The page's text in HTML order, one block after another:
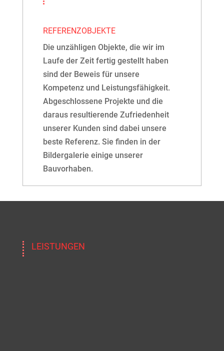
REFERENZOBJEKTE
Die unzähligen Objekte, die wir im
Laufe der Zeit fertig gestellt haben
sind der Beweis für unsere
Kompetenz und Leistungsfähigkeit.
Abgeschlossene Projekte und die
daraus resultierende Zufriedenheit
unserer Kunden sind dabei unsere
beste Referenz. Sie finden in der
Bildergalerie einige unserer
Bauvorhaben.
LEISTUNGEN